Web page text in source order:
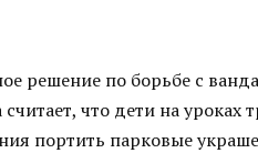
решение по борьбе с
что дети на
портить парковые